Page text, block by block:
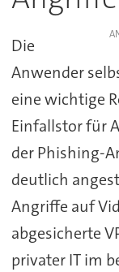
Die
Anwender
eine wichtige
Einfallstor für
der Phishing-
deutlich
Angriffe auf
abgesicherte
privater IT im